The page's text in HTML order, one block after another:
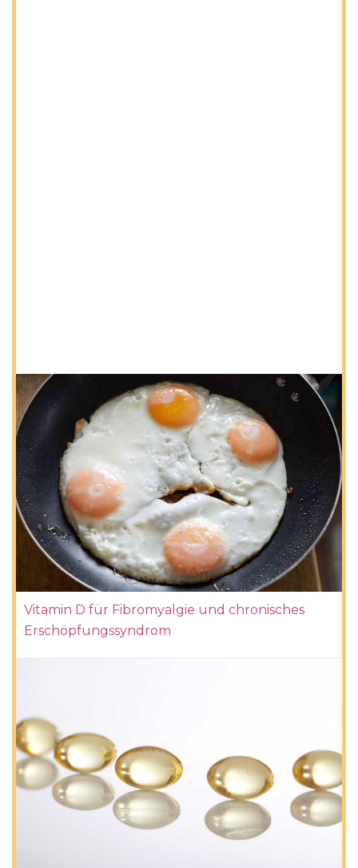
Vitamin D für Fibromyalgie und chronisches
Erschöpfungssyndrom